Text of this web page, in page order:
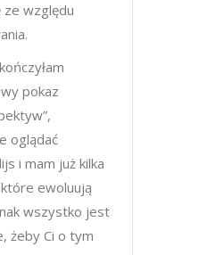
ze względu
pokaz
oglądać
i mam już kilka
ewoluują
wszystko jest
żeby Ci o tym